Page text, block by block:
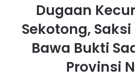
Dugaan
Sekotong,
Bawa Bukti
Provinsi